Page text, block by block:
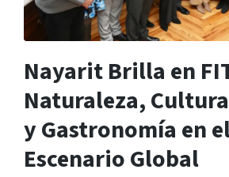
Nayarit Brilla en
Naturaleza,
y Gastronomía en
Escenario Global